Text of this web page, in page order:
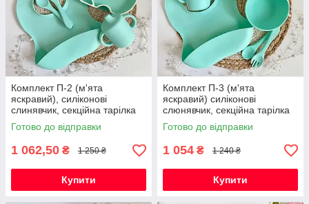
Комплект П-2 (м'ята
яскравий), силіконові
слинявчик, секційна тарілка
Слоник з обідком,
поїльник,глибока тарілка з
приборами
Готово до відправки
1 062,50 ₴ 1 250 ₴
Купити
Комплект П-3 (м'ята
яскравий) силіконові
слюнявчик, секційна тарілка
Слоник однотонний,
поїльник, глибока тарілка з
приборами
Готово до відправки
1 054 ₴ 1 240 ₴
Купити